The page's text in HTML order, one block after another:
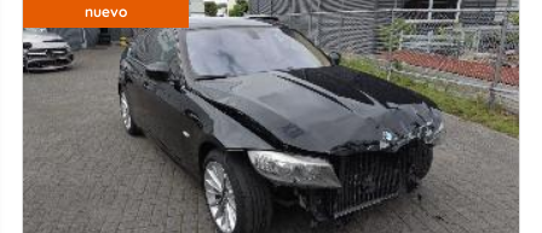
nuevo